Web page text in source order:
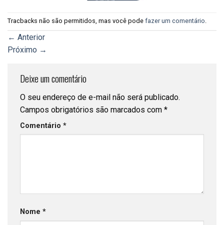
Tracbacks não são permitidos, mas você pode fazer um comentário.
← Anterior
Próximo →
Deixe um comentário
O seu endereço de e-mail não será publicado.
Campos obrigatórios são marcados com *
Comentário *
Nome *